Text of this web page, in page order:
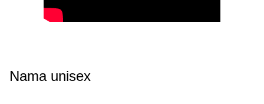
Nama unisex